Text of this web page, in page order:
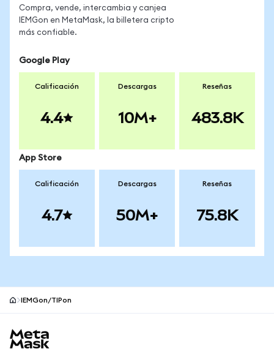
Compra, vende, intercambia y canjea
IEMGon en MetaMask, la billetera cripto
más confiable.
Google Play
Calificación
4.4
Descargas
10M+
Reseñas
483.8K
App Store
Calificación
4.7
Descargas
50M+
Reseñas
75.8K
IEMGon/TIPon